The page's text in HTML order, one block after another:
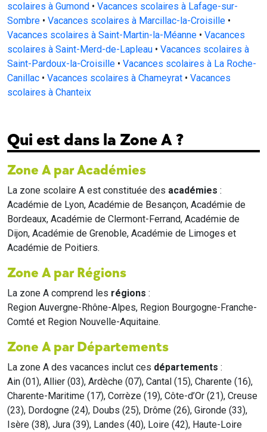
scolaires à Gumond • Vacances scolaires à Lafage-sur-
Sombre • Vacances scolaires à Marcillac-la-Croisille •
Vacances scolaires à Saint-Martin-la-Méanne • Vacances
scolaires à Saint-Merd-de-Lapleau • Vacances scolaires à
Saint-Pardoux-la-Croisille • Vacances scolaires à La Roche-
Canillac • Vacances scolaires à Chameyrat • Vacances
scolaires à Chanteix
Qui est dans la Zone A ?
Zone A par Académies
La zone scolaire A est constituée des académies :
Académie de Lyon, Académie de Besançon, Académie de
Bordeaux, Académie de Clermont-Ferrand, Académie de
Dijon, Académie de Grenoble, Académie de Limoges et
Académie de Poitiers.
Zone A par Régions
La zone A comprend les régions :
Region Auvergne-Rhône-Alpes, Region Bourgogne-Franche-
Comté et Region Nouvelle-Aquitaine.
Zone A par Départements
La zone A des vacances inclut ces départements :
Ain (01), Allier (03), Ardèche (07), Cantal (15), Charente (16),
Charente-Maritime (17), Corrèze (19), Côte-d’Or (21), Creuse
(23), Dordogne (24), Doubs (25), Drôme (26), Gironde (33),
Isère (38), Jura (39), Landes (40), Loire (42), Haute-Loire